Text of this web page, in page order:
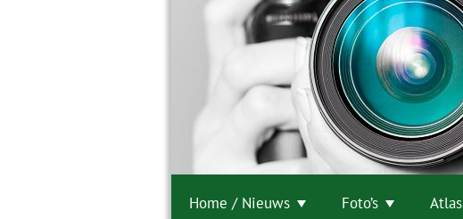
Home / Nieuws Foto’s Atlas